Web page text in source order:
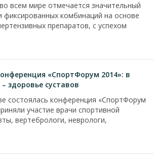
всем мире отмечается значительный
фиксированных комбинаций на основе
препаратов, с успехом
«СпортФорум 2014»: в
здоровье суставов
состоялась конференция «СпортФорум
участие врачи спортивной
вертебрологи, неврологи,